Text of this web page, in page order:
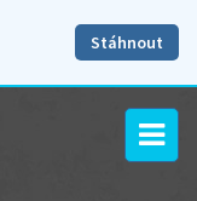
Stáhnout